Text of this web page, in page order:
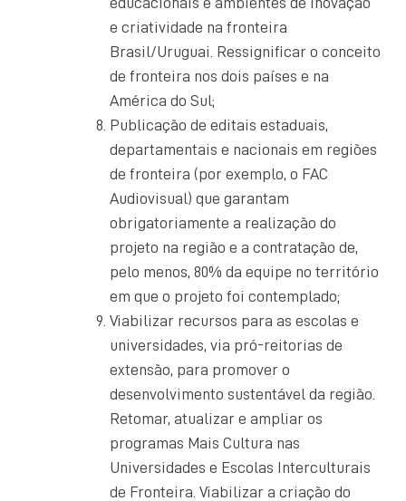
e criatividade na fronteira
Brasil/Uruguai. Ressignificar o conceito
de fronteira nos dois países e na
América do Sul;
Publicação de editais estaduais,
departamentais e nacionais em regiões
de fronteira (por exemplo, o FAC
Audiovisual) que garantam
obrigatoriamente a realização do
projeto na região e a contratação de,
pelo menos, 80% da equipe no território
em que o projeto foi contemplado;
Viabilizar recursos para as escolas e
universidades, via pró-reitorias de
extensão, para promover o
desenvolvimento sustentável da região.
Retomar, atualizar e ampliar os
programas Mais Cultura nas
Universidades e Escolas Interculturais
de Fronteira. Viabilizar a criação do